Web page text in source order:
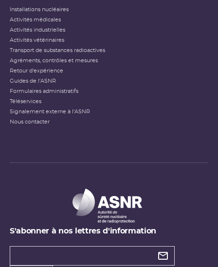
Installations nucléaires
Activités médicales
Activités industrielles
Activités vétérinaires
Transport de substances radioactives
Agréments, contrôles et mesures
Retour d'expérience
Guides de l'ASNR
Formulaires administratifs
Téléservices
Signalement externe à l'ASNR
Nous contacter
S'abonner à nos lettres d'information
Types de